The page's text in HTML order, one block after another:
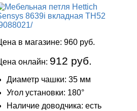
в магазине: 960 руб.
онлайн: 912 руб.
Диаметр чашки: 35 мм
Угол установки: 180°
Наличие доводчика: есть